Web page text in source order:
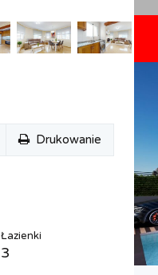
Drukowanie
Łazienki
3